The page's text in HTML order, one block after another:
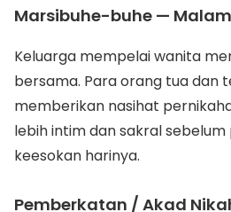
Marsibuhe-buhe — Malam
Keluarga mempelai wanita
bersama. Para orang tua dan
memberikan nasihat
lebih intim dan sakral
keesokan harinya.
Pemberkatan / Akad